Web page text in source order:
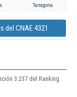
Tarragona
del CNAE 4321
3.237 del Ranking